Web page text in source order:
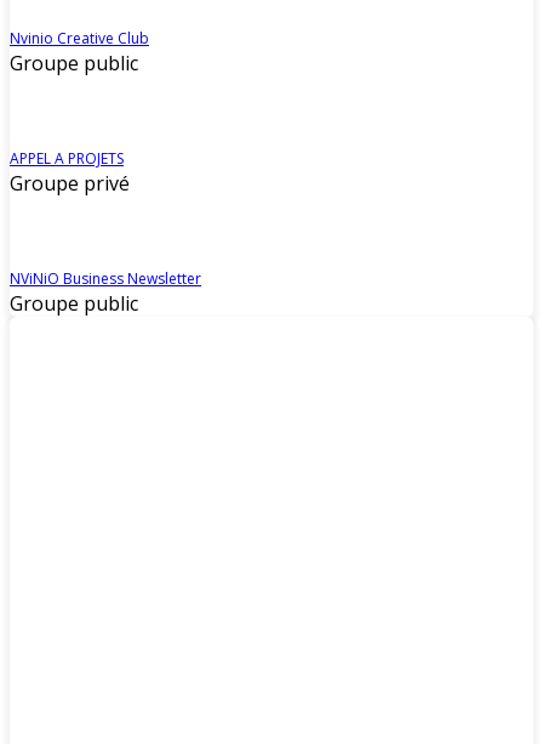
Nvinio Creative Club
Groupe public
APPEL A PROJETS
Groupe privé
NViNiO Business Newsletter
Groupe public